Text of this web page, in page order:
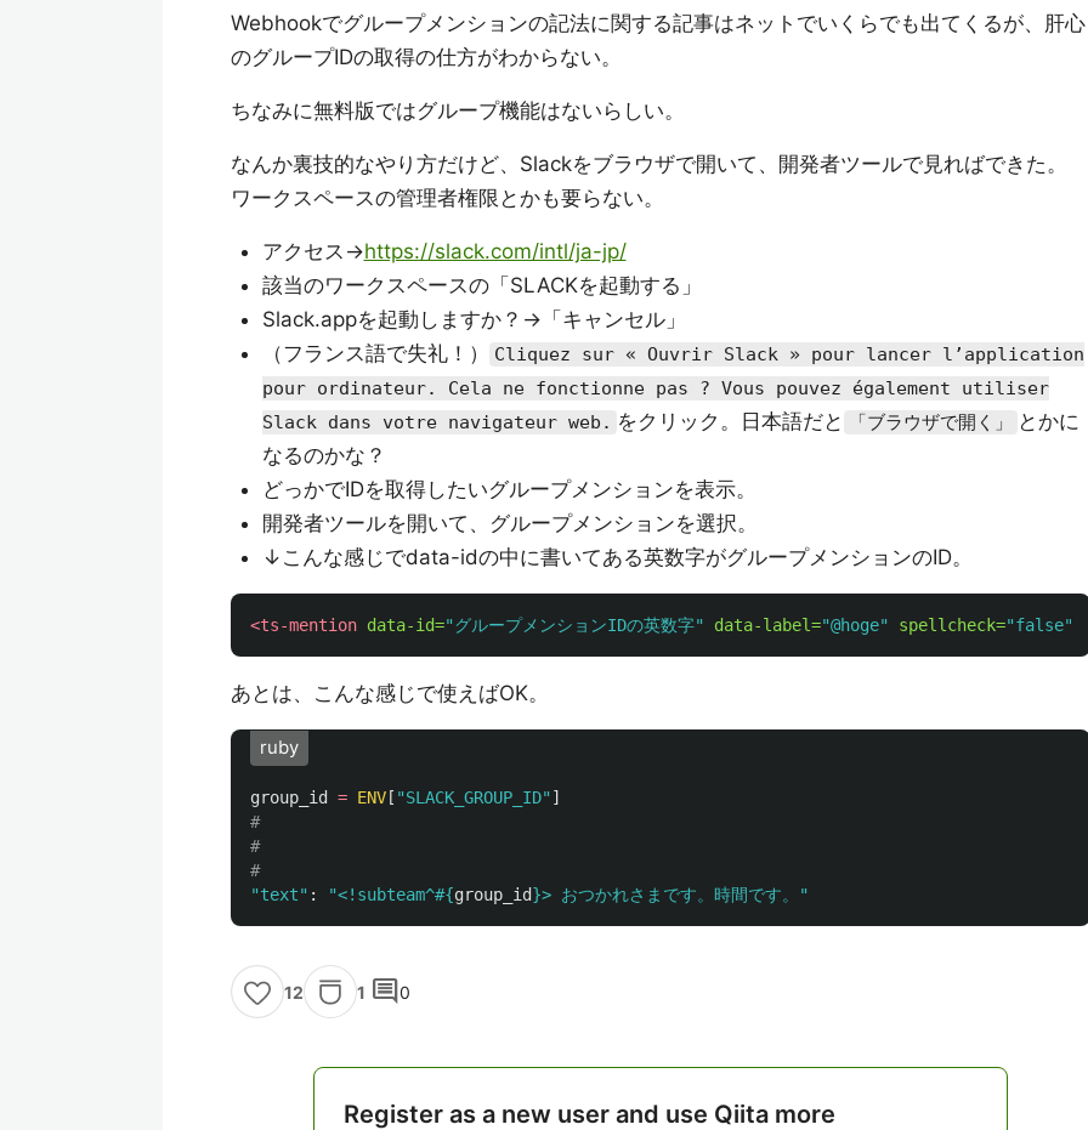
Webhookでグループメンションの記法に関する記事はネットでいくらでも出てくるが、肝心
のグループIDの取得の仕方がわからない。
ちなみに無料版ではグループ機能はないらしい。
なんか裏技的なやり方だけど、Slackをブラウザで開いて、開発者ツールで見ればできた。
ワークスペースの管理者権限とかも要らない。
アクセス→https://slack.com/intl/ja-jp/
該当のワークスペースの「SLACKを起動する」
Slack.appを起動しますか？→「キャンセル」
（フランス語で失礼！）
Cliquez sur « Ouvrir Slack » pour lancer l’application
pour ordinateur. Cela ne fonctionne pas ? Vous pouvez également utiliser
Slack dans votre navigateur web. をクリック。日本語だと 「ブラウザで開く」
とかに
なるのかな？
どっかでIDを取得したいグループメンションを表示。
開発者ツールを開いて、グループメンションを選択。
↓こんな感じでdata-idの中に書いてある英数字がグループメンションのID。
<ts-mention data-id="グループメンションIDの英数字" data-label="@hoge" spellcheck="false"
あとは、こんな感じで使えばOK。
ruby
group_id = ENV [ "SLACK_GROUP_ID" ]
#
#
#
"text" : "<!subteam^#{group_id}> おつかれさまです。時間です。"
12 1 comment0
Register as a new user and use Qiita more